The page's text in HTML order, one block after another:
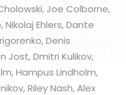
Joe Colborne,
Ehlers, Dante
Denis
Jost, Dmitri Kulikov,
Hampus Lindholm,
Riley Nash, Alex